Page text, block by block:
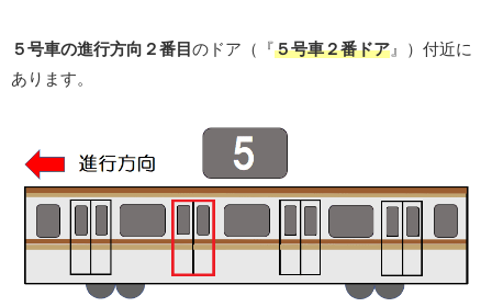
５号車の進行方向２番目 のドア（『５号車２番ドア 』）付近に
あります。